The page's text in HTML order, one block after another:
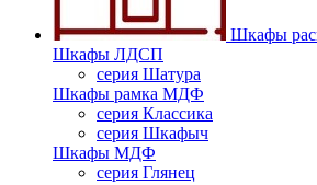
Шкафы
Шкафы ЛДСП
серия Шатура
Шкафы рамка МДФ
серия Классика
серия Шкафыч
Шкафы МДФ
серия Глянец